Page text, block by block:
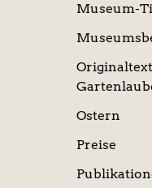
Museum-
Ostern
Preise